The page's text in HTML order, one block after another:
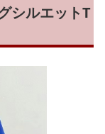
シルエットT